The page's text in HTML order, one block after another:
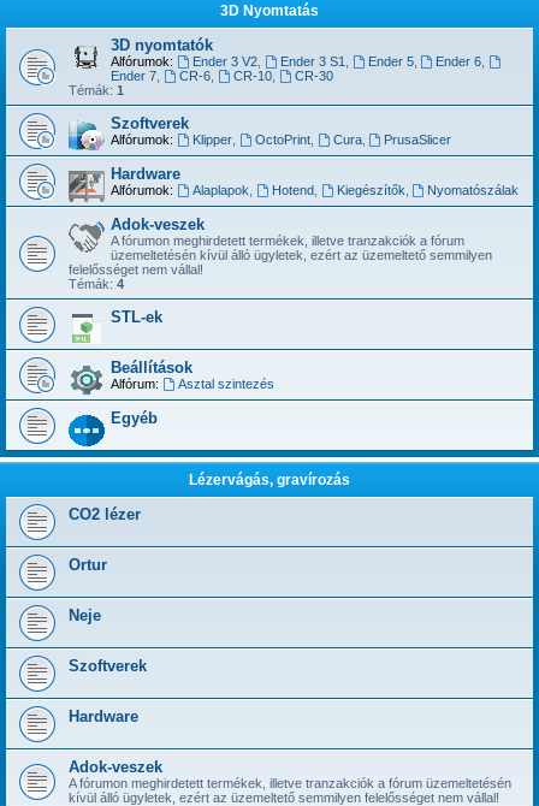
3D Nyomtatás
3D nyomtatók
Alfórumok: Ender 3 V2, Ender 3 S1 Ender 5, Ender 6
Ender 7
CR-6, CR-10,
CR-30
Témák: 1
Szoftverek
Alfórumok: Klipper, OctoPrint, Cura, PrusaSlicer
Hardware
Alfórumok: Alaplapok Hotend, Kiegészítők Nyomatószálak
Adok-veszek
A fórumon meghirdetett termékek, illetve tranzakciók a fórum
üzemeltetésén kívül álló ügyletek, ezért az üzemeltető semmilyen
felelősséget nem vállal!
Témák: 4
STL-ek
Beállítások
Alfórum: Asztal szintezés
Egyéb
Lézervágás, gravírozás
CO2 lézer
Ortur
Neje
Szoftverek
Hardware
Adok-veszek
A fórumon meghirdetett termékek, illetve tranzakciók a fórum üzemeltetésén
kívül álló ügyletek, ezért az üzemeltető semmilyen felelősséget nem vállal!